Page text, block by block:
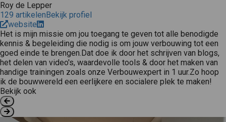
Roy de Lepper
129 artikelenBekijk profiel
website
Het is mijn missie om jou toegang te geven tot alle benodigde
kennis & begeleiding die nodig is om jouw verbouwing tot een
goed einde te brengen.Dat doe ik door het schrijven van blogs,
het delen van video's, waardevolle tools & door het maken van
handige trainingen zoals onze Verbouwexpert in 1 uur.Zo hoop
ik de bouwwereld een eerlijkere en socialere plek te maken!
Bekijk ook